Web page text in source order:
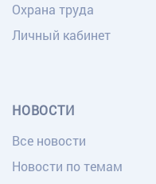
Охрана труда
Личный кабинет
НОВОСТИ
Все новости
Новости по темам